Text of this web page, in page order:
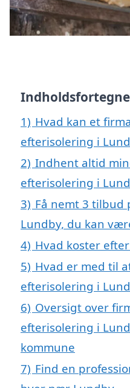
1) Hvad kan et
efterisolering i
2) Indhent altid
efterisolering i
3) Få nemt 3 tilbud
Lundby, du kan
4) Hvad koster
5) Hvad er med til
efterisolering i
6) Oversigt over
efterisolering i
kommune
7) Find en